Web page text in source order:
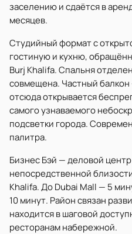
заселению и сдаётся в
месяцев.
Студийный формат с
гостиную и кухню,
Burj Khalifa. Спальня
совмещена. Частный
отсюда открывается
самого узнаваемого
подсветки города.
палитра.
Бизнес Бэй — деловой
непосредственной
Khalifa. До Dubai Mall — 5
10 минут. Район связан
находится в шаговой
ресторанам набережной.